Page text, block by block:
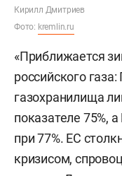
Кирилл Дмитриев
Фото: kremlin.ru
«Приближается
российского
газохранилища
показателе 75%,
при 77%. ЕС
кризисом,